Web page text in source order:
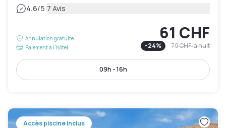
4.6/5|7 Avis
Annulation gratuite
Paiement à l'hôtel
61 CHF
-24% 79 CHFla nuit
09h - 16h
Accès piscine inclus